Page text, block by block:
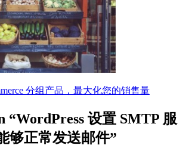
分组产品，最大化您的销售量
“WordPress 设置 SMTP 服
够正常发送邮件”